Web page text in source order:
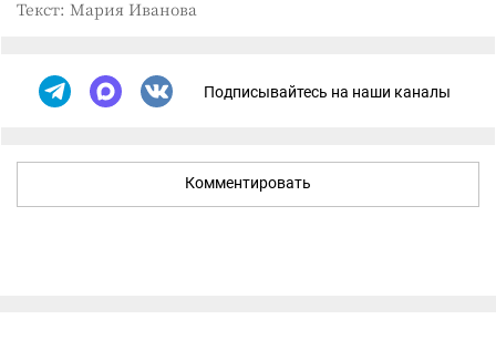
Текст: Мария Иванова
Подписывайтесь на наши каналы
Комментировать